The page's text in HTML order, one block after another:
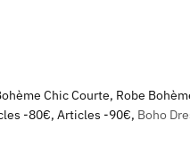
Chic Courte, Robe
-80€, Articles -90€, Boho